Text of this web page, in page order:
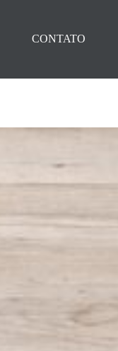
CONTATO